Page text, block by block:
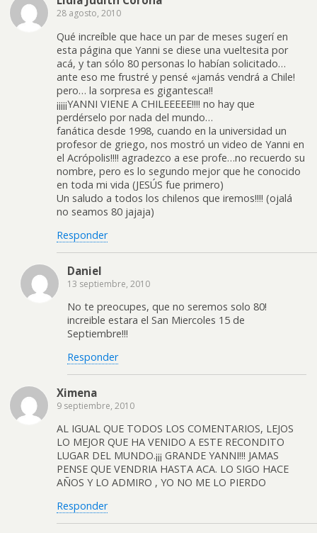
28 agosto, 2010
Qué increíble que hace un par de meses sugerí en
esta página que Yanni se diese una vueltesita por
acá, y tan sólo 80 personas lo habían solicitado…
ante eso me frustré y pensé «jamás vendrá a Chile!
pero… la sorpresa es gigantesca!!
¡¡¡¡¡YANNI VIENE A CHILEEEEE!!!! no hay que
perdérselo por nada del mundo…
fanática desde 1998, cuando en la universidad un
profesor de griego, nos mostró un video de Yanni en
el Acrópolis!!!! agradezco a ese profe…no recuerdo su
nombre, pero es lo segundo mejor que he conocido
en toda mi vida (JESÚS fue primero)
Un saludo a todos los chilenos que iremos!!!! (ojalá
no seamos 80 jajaja)
Responder
Daniel
13 septiembre, 2010
No te preocupes, que no seremos solo 80!
increible estara el San Miercoles 15 de
Septiembre!!!
Responder
Ximena
9 septiembre, 2010
AL IGUAL QUE TODOS LOS COMENTARIOS, LEJOS
LO MEJOR QUE HA VENIDO A ESTE RECONDITO
LUGAR DEL MUNDO.¡¡¡ GRANDE YANNI!!! JAMAS
PENSE QUE VENDRIA HASTA ACA. LO SIGO HACE
AÑOS Y LO ADMIRO , YO NO ME LO PIERDO
Responder